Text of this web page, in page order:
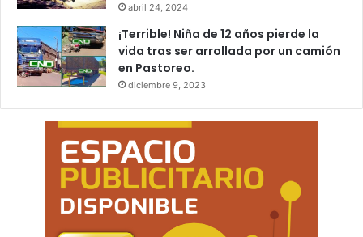
abril 24, 2024
¡Terrible! Niña de 12 años pierde la
vida tras ser arrollada por un camión
en Pastoreo.
diciembre 9, 2023